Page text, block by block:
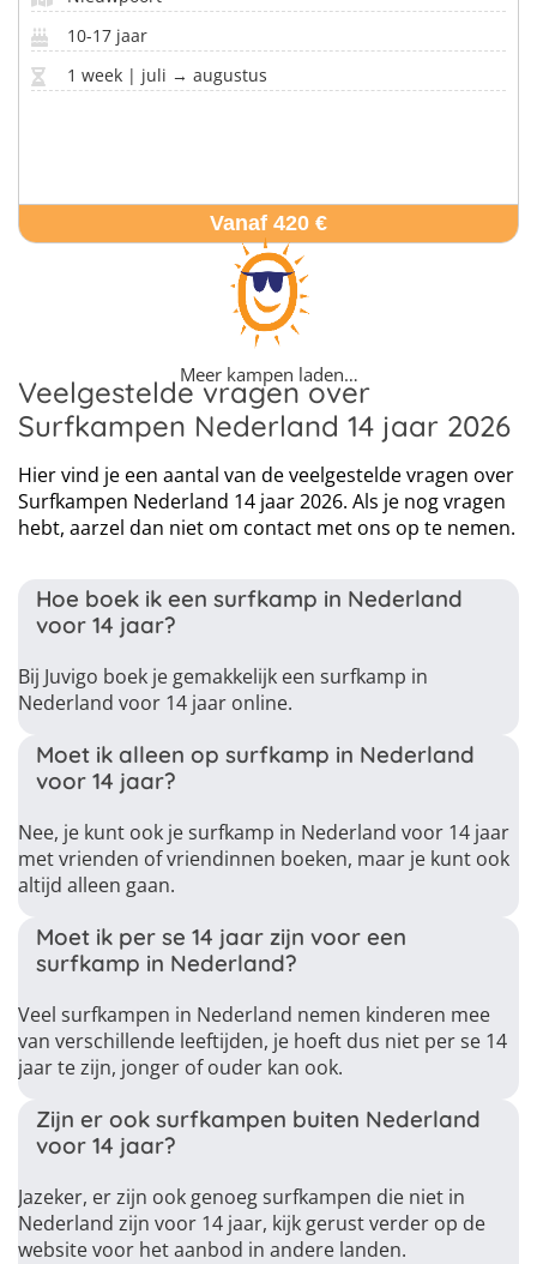
10-17 jaar
1 week | juli → augustus
Vanaf 420 €
Meer kampen laden…
Veelgestelde vragen over
Surfkampen Nederland 14 jaar 2026
Hier vind je een aantal van de veelgestelde vragen over
Surfkampen Nederland 14 jaar 2026. Als je nog vragen
hebt, aarzel dan niet om contact met ons op te nemen.
Hoe boek ik een surfkamp in Nederland
voor 14 jaar?
Bij Juvigo boek je gemakkelijk een surfkamp in
Nederland voor 14 jaar online.
Moet ik alleen op surfkamp in Nederland
voor 14 jaar?
Nee, je kunt ook je surfkamp in Nederland voor 14 jaar
met vrienden of vriendinnen boeken, maar je kunt ook
altijd alleen gaan.
Moet ik per se 14 jaar zijn voor een
surfkamp in Nederland?
Veel surfkampen in Nederland nemen kinderen mee
van verschillende leeftijden, je hoeft dus niet per se 14
jaar te zijn, jonger of ouder kan ook.
Zijn er ook surfkampen buiten Nederland
voor 14 jaar?
Jazeker, er zijn ook genoeg surfkampen die niet in
Nederland zijn voor 14 jaar, kijk gerust verder op de
website voor het aanbod in andere landen.